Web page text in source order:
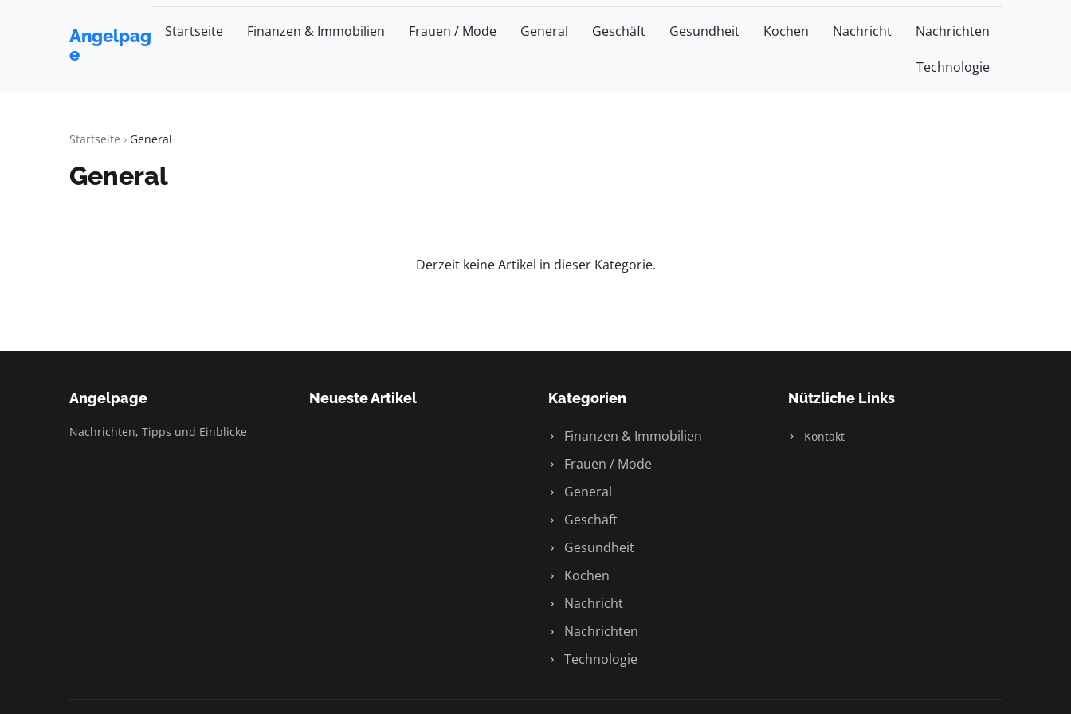
Angelpag
e
Startseite Finanzen & Immobilien Frauen / Mode General Geschäft Gesundheit Kochen Nachricht Nachrichten
Technologie
Startseite General
General
Derzeit keine Artikel in dieser Kategorie.
Angelpage
Nachrichten, Tipps und Einblicke
Neueste Artikel Kategorien
Finanzen & Immobilien
Frauen / Mode
General
Geschäft
Gesundheit
Kochen
Nachricht
Nachrichten
Technologie
Nützliche Links
Kontakt